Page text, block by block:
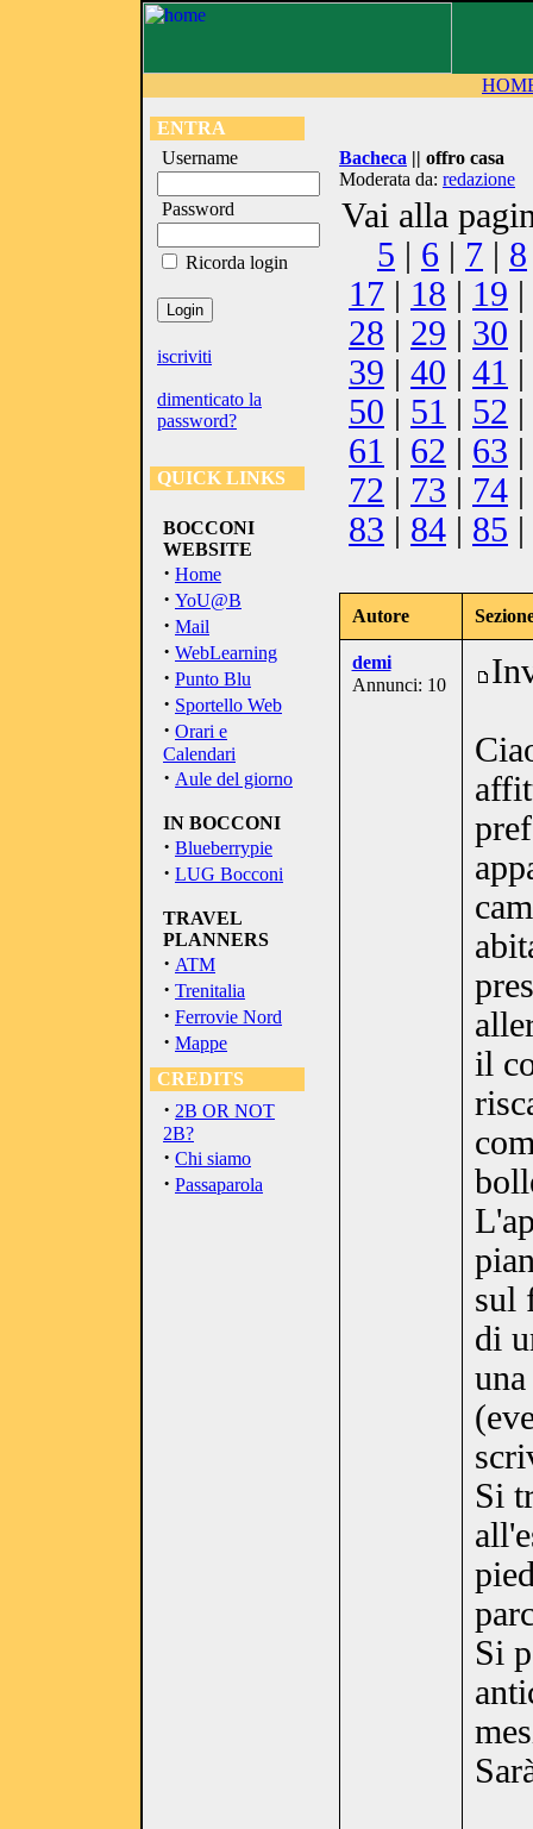
ENTRA
Username
Password
Ricorda login
iscriviti
dimenticato la
password?
QUICK LINKS
BOCCONI
WEBSITE
· Home
· YoU@B
· Mail
· WebLearning
· Punto Blu
· Sportello Web
· Orari e
Calendari
· Aule del giorno
IN BOCCONI
· Blueberrypie
· LUG Bocconi
TRAVEL
PLANNERS
· ATM
· Trenitalia
· Ferrovie Nord
· Mappe
CREDITS
· 2B OR NOT
2B?
· Chi siamo
· Passaparola
Bacheca || offro casa
Moderata da: redazione
Vai alla
5 | 6 | 7 | 8
17 | 18 | 19 |
28 | 29 | 30 |
39 | 40 | 41 |
50 | 51 | 52 |
61 | 62 | 63 |
72 | 73 | 74 |
83 | 84 | 85 |
Autore
demi
Annunci: 10
il
sul
di
Si
Si